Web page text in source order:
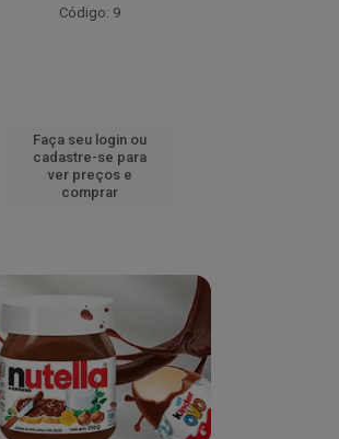
Código: 9
Faça seu login ou
cadastre-se para
ver preços e
comprar